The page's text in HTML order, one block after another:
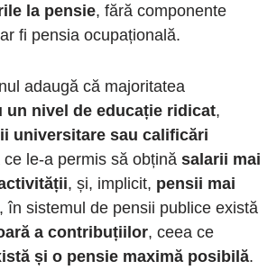
la pensie, fără componente
fi pensia ocupațională.
adaugă că majoritatea
un nivel de educație ridicat,
universitare sau calificări
ce le-a permis să obțină salarii mai
, și, implicit, pensii mai
în sistemul de pensii publice există
a contribuțiilor, ceea ce
și o pensie maximă posibilă.